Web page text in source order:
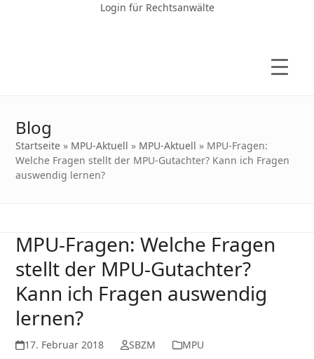
Login für Rechtsanwälte
Blog
Startseite » MPU-Aktuell » MPU-Aktuell » MPU-Fragen:
Welche Fragen stellt der MPU-Gutachter? Kann ich Fragen
auswendig lernen?
MPU-Fragen: Welche Fragen
stellt der MPU-Gutachter?
Kann ich Fragen auswendig
lernen?
17. Februar 2018 SBZM MPU